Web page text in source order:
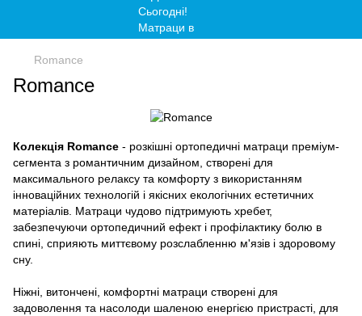
Romance
Romance
Колекція Romance - розкішні ортопедичні матраци преміум-
сегмента з романтичним дизайном, створені для
максимального релаксу та комфорту з використанням
інноваційних технологій і якісних екологічних естетичних
матеріалів. Матраци чудово підтримують хребет,
забезпечуючи ортопедичний ефект і профілактику болю в
спині, сприяють миттєвому розслабленню м'язів і здоровому
сну.
Ніжні, витончені, комфортні матраци створені для
задоволення та насолоди шаленою енергією пристрасті, для